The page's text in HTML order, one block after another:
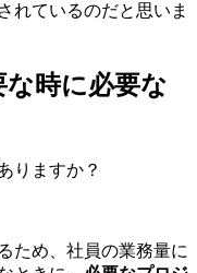
れているのだと思いま
時に必要な
りますか？
ため、社員の業務量に